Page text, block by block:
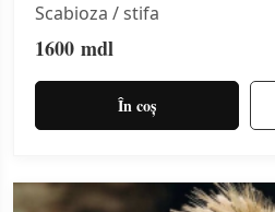
Scabioza / stifa
1600 mdl
În coș